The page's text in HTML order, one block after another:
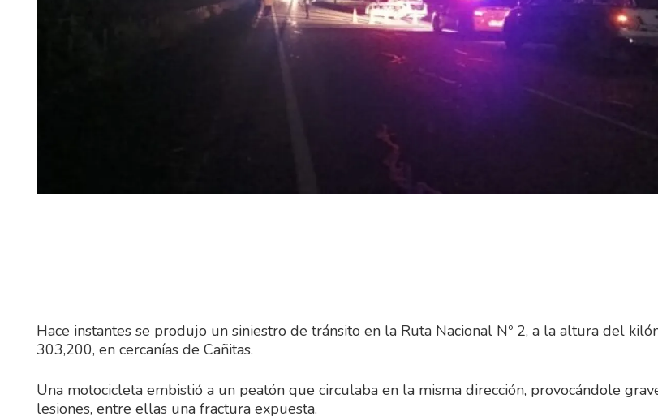
Hace instantes se produjo un siniestro de tránsito en la Ruta Nacional Nº 2, a la altura del
303,200, en cercanías de Cañitas.
Una motocicleta embistió a un peatón que circulaba en la misma dirección, provocándole
lesiones, entre ellas una fractura expuesta.
El Instituto Uruguayo de Meteorología
(Inumet) incorporará durante 2027 dos
pondrá en funcionamiento un sistema…
El Instituto Uruguayo de